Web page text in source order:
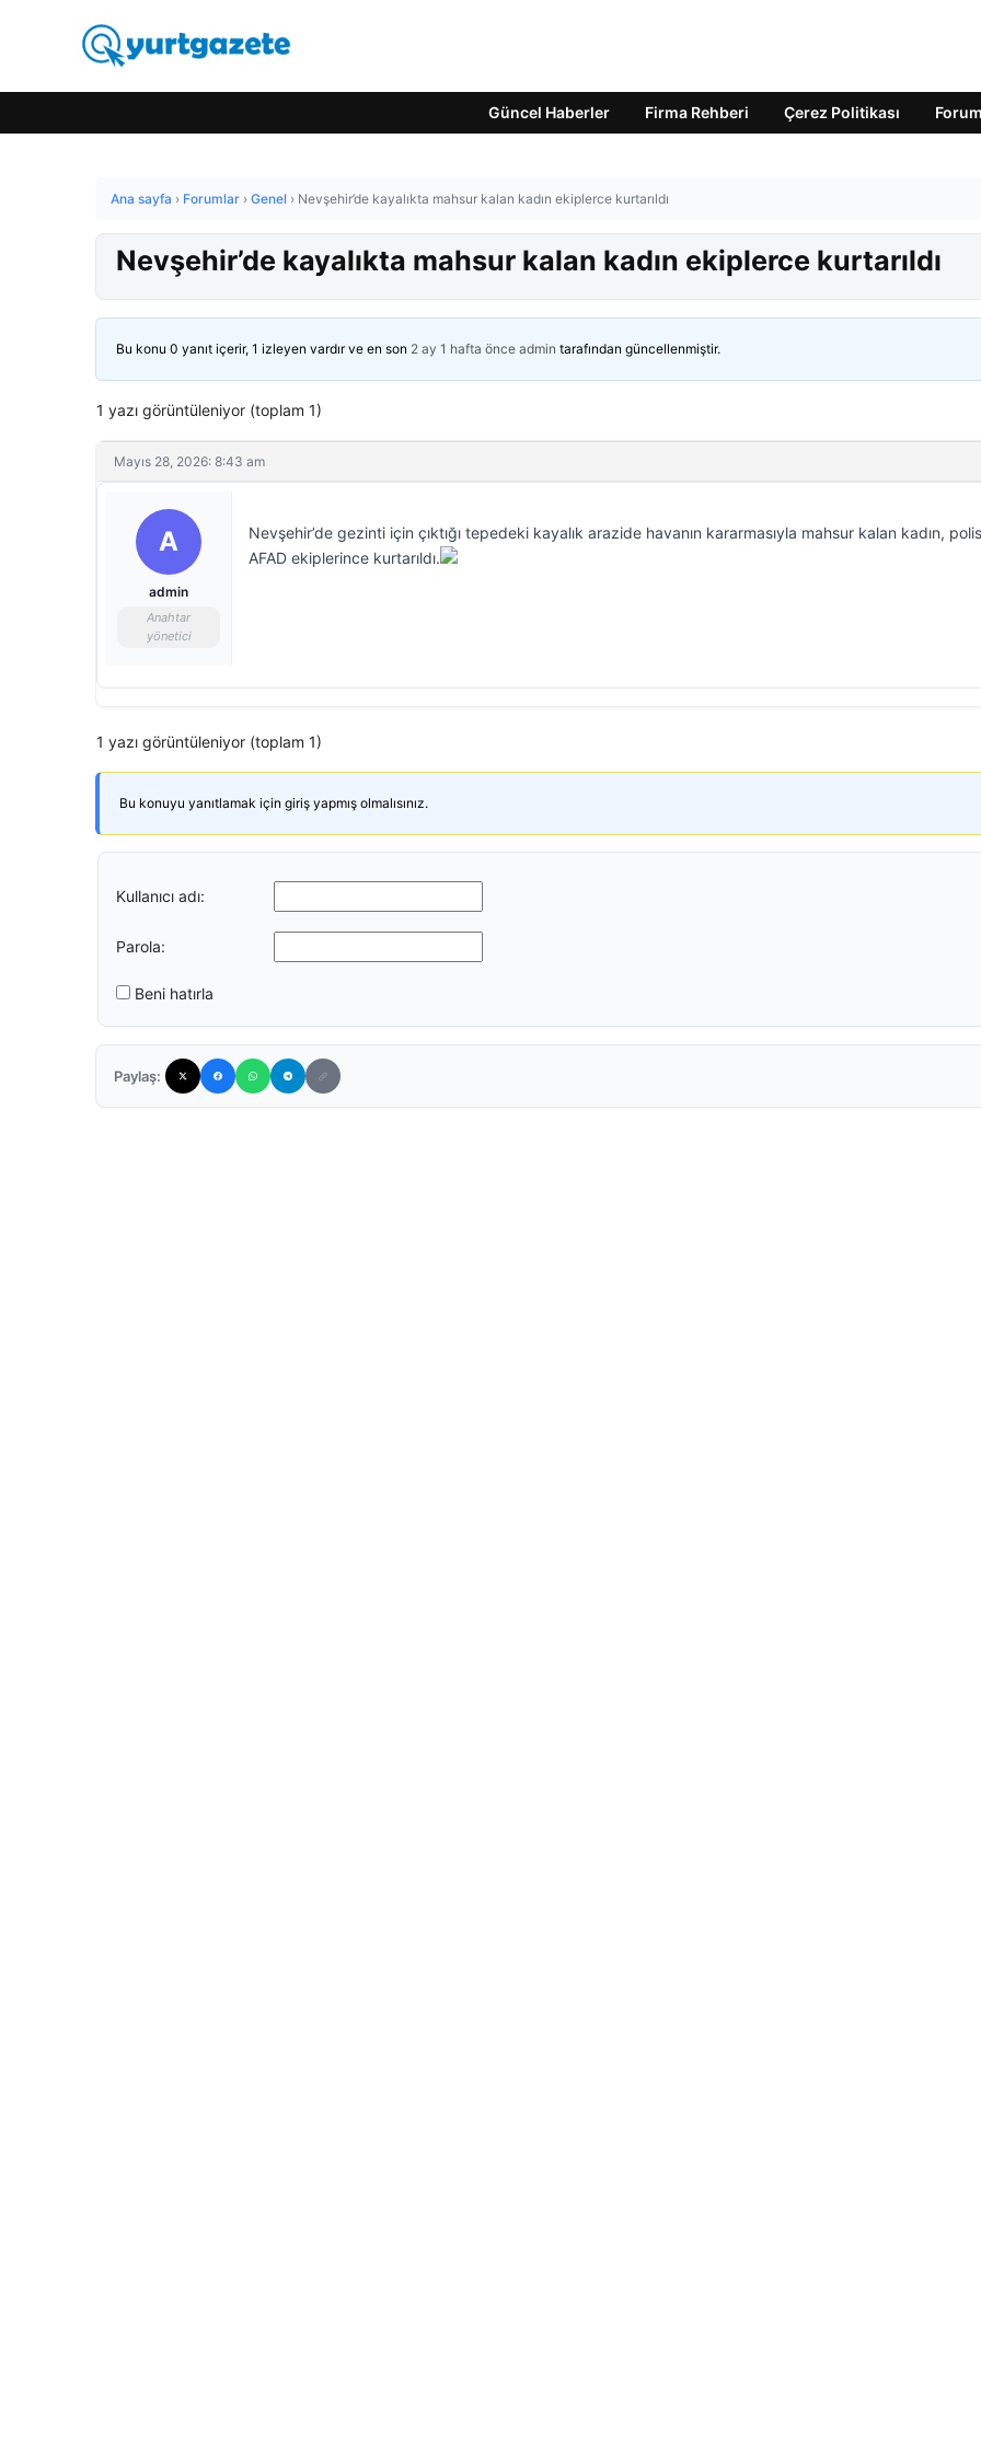
Güncel Haberler Firma Rehberi Çerez Politikası Forum
Ana sayfa › Forumlar › Genel › Nevşehir’de kayalıkta mahsur kalan kadın ekiplerce kurtarıldı
Nevşehir’de kayalıkta mahsur kalan kadın ekiplerce kurtarıldı
Bu konu 0 yanıt içerir, 1 izleyen vardır ve en son 2 ay 1 hafta önce admin tarafından güncellenmiştir.
1 yazı görüntüleniyor (toplam 1)
Mayıs 28, 2026: 8:43 am
A
admin
Anahtar
yönetici
Nevşehir’de gezinti için çıktığı tepedeki kayalık arazide havanın kararmasıyla mahsur kalan kadın,
AFAD ekiplerince kurtarıldı.
1 yazı görüntüleniyor (toplam 1)
Bu konuyu yanıtlamak için giriş yapmış olmalısınız.
Kullanıcı adı:
Parola:
Beni hatırla
Paylaş: